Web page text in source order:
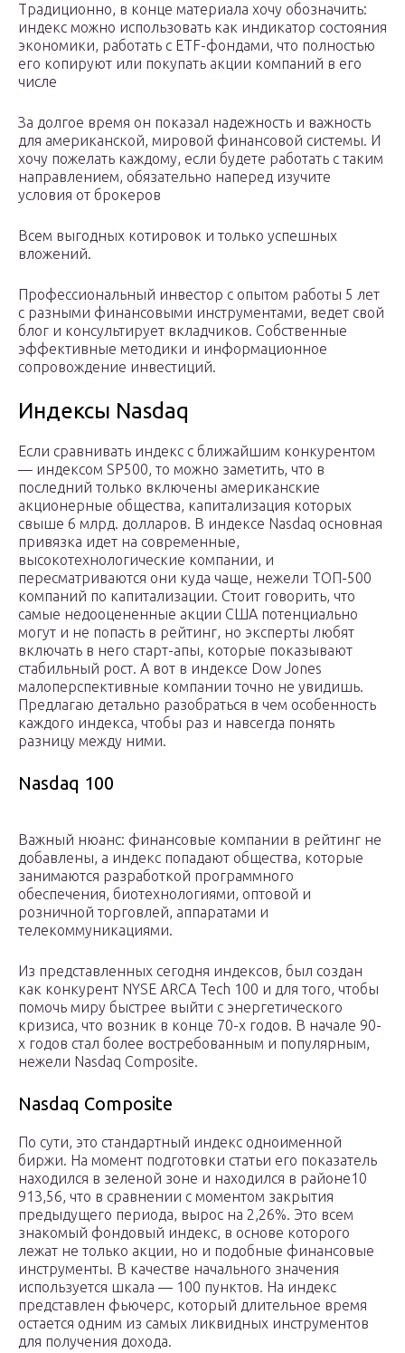
Традиционно, в конце материала хочу обозначить:
индекс можно использовать как индикатор состояния
экономики, работать с ETF-фондами, что полностью
его копируют или покупать акции компаний в его
числе
За долгое время он показал надежность и важность
для американской, мировой финансовой системы. И
хочу пожелать каждому, если будете работать с таким
направлением, обязательно наперед изучите
условия от брокеров
Всем выгодных котировок и только успешных
вложений.
Профессиональный инвестор с опытом работы 5 лет
с разными финансовыми инструментами, ведет свой
блог и консультирует вкладчиков. Собственные
эффективные методики и информационное
сопровождение инвестиций.
Индексы Nasdaq
Если сравнивать индекс с ближайшим конкурентом
— индексом SP500, то можно заметить, что в
последний только включены американские
акционерные общества, капитализация которых
свыше 6 млрд. долларов. В индексе Nasdaq основная
привязка идет на современные,
высокотехнологические компании, и
пересматриваются они куда чаще, нежели ТОП-500
компаний по капитализации. Стоит говорить, что
самые недооцененные акции США потенциально
могут и не попасть в рейтинг, но эксперты любят
включать в него старт-апы, которые показывают
стабильный рост. А вот в индексе Dow Jones
малоперспективные компании точно не увидишь.
Предлагаю детально разобраться в чем особенность
каждого индекса, чтобы раз и навсегда понять
разницу между ними.
Nasdaq 100
Важный нюанс: финансовые компании в рейтинг не
добавлены, а индекс попадают общества, которые
занимаются разработкой программного
обеспечения, биотехнологиями, оптовой и
розничной торговлей, аппаратами и
телекоммуникациями.
Из представленных сегодня индексов, был создан
как конкурент NYSE ARCA Tech 100 и для того, чтобы
помочь миру быстрее выйти с энергетического
кризиса, что возник в конце 70-х годов. В начале 90-
х годов стал более востребованным и популярным,
нежели Nasdaq Composite.
Nasdaq Composite
По сути, это стандартный индекс одноименной
биржи. На момент подготовки статьи его показатель
находился в зеленой зоне и находился в районе10
913,56, что в сравнении с моментом закрытия
предыдущего периода, вырос на 2,26%. Это всем
знакомый фондовый индекс, в основе которого
лежат не только акции, но и подобные финансовые
инструменты. В качестве начального значения
используется шкала — 100 пунктов. На индекс
представлен фьючерс, который длительное время
остается одним из самых ликвидных инструментов
для получения дохода.